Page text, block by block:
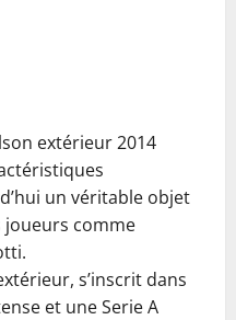
extérieur 2014
un véritable objet
comme
s’inscrit dans
et une Serie A